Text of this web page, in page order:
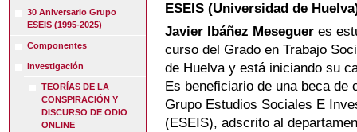
30 Aniversario Grupo
ESEIS (1995-2025)
Componentes
Investigación
TEORÍAS DE LA
CONSPIRACIÓN Y
DISCURSO DE ODIO
ONLINE
ESEIS (Universidad de
Javier Ibáñez Meseguer es
curso del Grado en Trabajo
de Huelva y está iniciando su
Es beneficiario de una beca de
Grupo Estudios Sociales E
(ESEIS), adscrito al